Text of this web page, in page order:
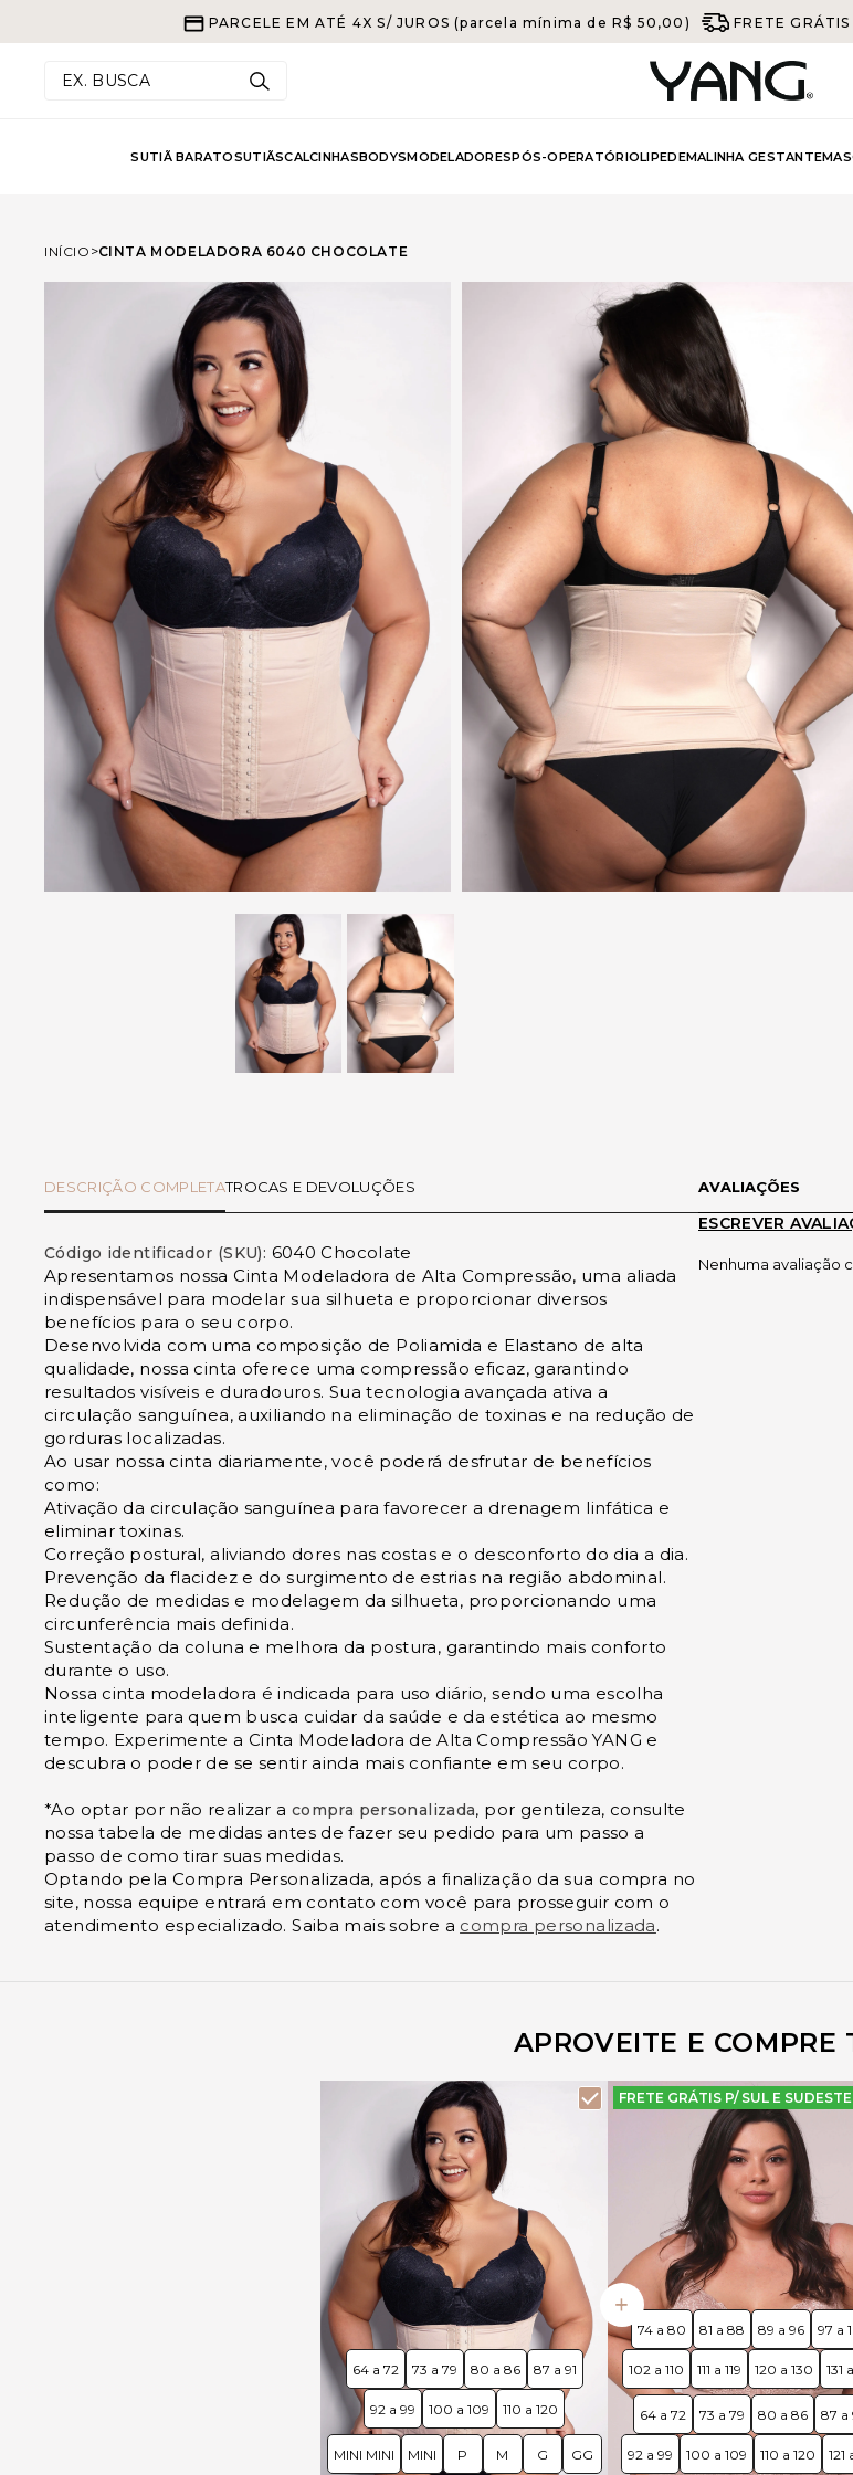
PARCELE EM ATÉ 4X S/ JUROS (parcela mínima de R$ 50,00) FRETE
EX. BUSCA
SUTIÃ BARATOSUTIÃSCALCINHASBODYSMODELADORESPÓS-OPERATÓRIOLIPEDEMALINHA GESTANTE
INÍCIO CINTA MODELADORA 6040 CHOCOLATE
DESCRIÇÃO COMPLETATROCAS E DEVOLUÇÕES
Código identificador (SKU): 6040 Chocolate
Apresentamos nossa Cinta Modeladora de Alta Compressão, uma aliada
indispensável para modelar sua silhueta e proporcionar diversos
benefícios para o seu corpo.
Desenvolvida com uma composição de Poliamida e Elastano de alta
qualidade, nossa cinta oferece uma compressão eficaz, garantindo
resultados visíveis e duradouros. Sua tecnologia avançada ativa a
circulação sanguínea, auxiliando na eliminação de toxinas e na redução de
gorduras localizadas.
Ao usar nossa cinta diariamente, você poderá desfrutar de benefícios
como:
Ativação da circulação sanguínea para favorecer a drenagem linfática e
eliminar toxinas.
Correção postural, aliviando dores nas costas e o desconforto do dia a dia.
Prevenção da flacidez e do surgimento de estrias na região abdominal.
Redução de medidas e modelagem da silhueta, proporcionando uma
circunferência mais definida.
Sustentação da coluna e melhora da postura, garantindo mais conforto
durante o uso.
Nossa cinta modeladora é indicada para uso diário, sendo uma escolha
inteligente para quem busca cuidar da saúde e da estética ao mesmo
tempo. Experimente a Cinta Modeladora de Alta Compressão YANG e
descubra o poder de se sentir ainda mais confiante em seu corpo.
*Ao optar por não realizar a compra personalizada, por gentileza, consulte
nossa tabela de medidas antes de fazer seu pedido para um passo a
passo de como tirar suas medidas.
Optando pela Compra Personalizada, após a finalização da sua compra no
site, nossa equipe entrará em contato com você para prosseguir com o
atendimento especializado. Saiba mais sobre a compra personalizada.
AVALIAÇÕES
ESCREVER
Nenhuma avaliação
APROVEITE E COMPRE
64 a 72 73 a 79 80 a 86 87 a 91
92 a 99 100 a 109 110 a 120
MINI MINI MINI P M G GG
FRETE GRÁTIS P/ SUL E SUDESTE
74 a 80 81 a 88 89 a 96 97 a
102 a 110 111 a 119 120 a 130 131
64 a 72 73 a 79 80 a 86 87 a
92 a 99 100 a 109 110 a 120 121